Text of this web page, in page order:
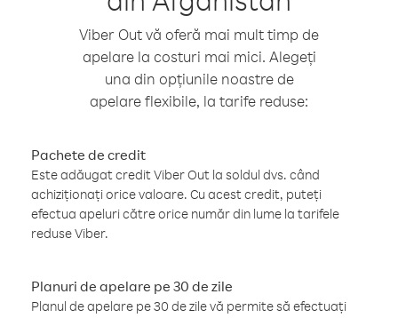
Viber Out vă oferă mai mult timp de
apelare la costuri mai mici. Alegeți
una din opțiunile noastre de
apelare flexibile, la tarife reduse:
Pachete de credit
Este adăugat credit Viber Out la soldul dvs. când
achiziționați orice valoare. Cu acest credit, puteți
efectua apeluri către orice număr din lume la tarifele
reduse Viber.
Planuri de apelare pe 30 de zile
Planul de apelare pe 30 de zile vă permite să efectuați